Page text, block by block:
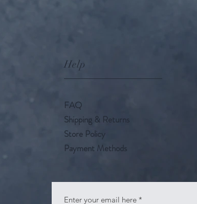
Help
FAQ
Shipping & Returns
Store Policy
Payment Methods
Enter your email here *